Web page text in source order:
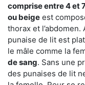
comprise entre 4 et
ou beige est
thorax et
punaise de lit est
le mâle comme la
de sang. Sans une
des punaises de lit